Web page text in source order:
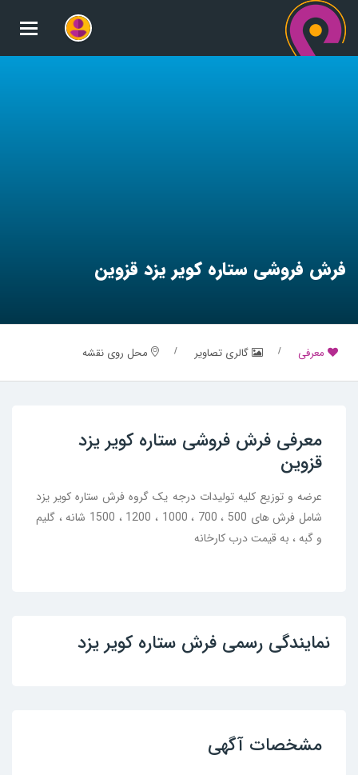
فرش فروشی ستاره کویر یزد قزوین
معرفی گالری تصاویر محل روی نقشه
معرفی فرش فروشی ستاره کویر یزد
قزوین
عرضه و توزیع کلیه تولیدات درجه یک گروه فرش ستاره کویر یزد
شامل فرش های 500 ، 700 ، 1000 ، 1200 ، 1500 شانه ، گلیم
و گبه ، به قیمت درب کارخانه
نمایندگی رسمی فرش ستاره کویر یزد
مشخصات آگهی